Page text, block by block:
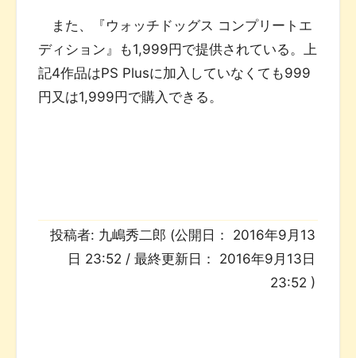
また、『ウォッチドッグス コンプリートエ
ディション』も1,999円で提供されている。上
記4作品はPS Plusに加入していなくても999
円又は1,999円で購入できる。
投稿者: 九嶋秀二郎 (公開日： 2016年9月13
日 23:52 / 最終更新日： 2016年9月13日
23:52 )